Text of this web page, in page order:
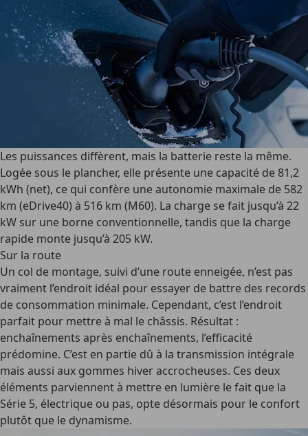
Les puissances diffèrent, mais la batterie reste la même.
Logée sous le plancher, elle présente une capacité de 81,2
kWh (net), ce qui confère une autonomie maximale de 582
km (eDrive40) à 516 km (M60). La charge se fait jusqu’à 22
kW sur une borne conventionnelle, tandis que la charge
rapide monte jusqu’à 205 kW.
Sur la route
Un col de montage, suivi d’une route enneigée, n’est pas
vraiment l’endroit idéal pour essayer de battre des records
de consommation minimale. Cependant, c’est l’endroit
parfait pour mettre à mal le châssis. Résultat :
enchaînements après enchaînements, l’efficacité
prédomine. C’est en partie dû à la transmission intégrale
mais aussi aux gommes hiver accrocheuses. Ces deux
éléments parviennent à mettre en lumière le fait que la
Série 5, électrique ou pas, opte désormais pour le confort
plutôt que le dynamisme.